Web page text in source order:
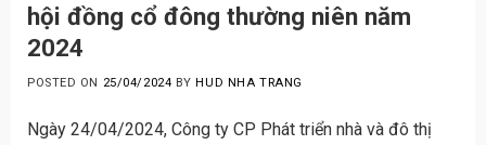
hội đồng cổ đông thường niên năm
2024
POSTED ON 25/04/2024 BY HUD NHA TRANG
Ngày 24/04/2024, Công ty CP Phát triển nhà và đô thị